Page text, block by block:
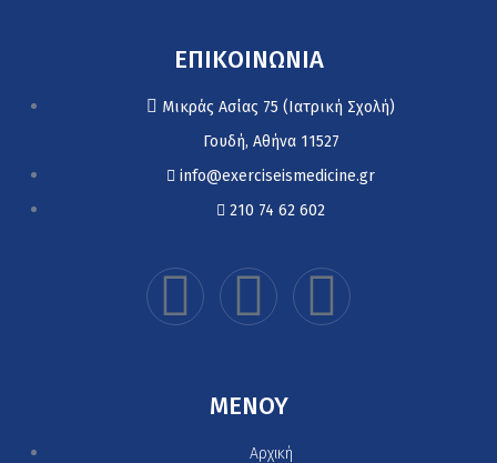
ΕΠΙΚΟΙΝΩΝΙΑ
Μικράς Ασίας 75 (Ιατρική Σχολή)
Γουδή, Αθήνα 11527
info@exerciseismedicine.gr
210 74 62 602
MENOY
Αρχική